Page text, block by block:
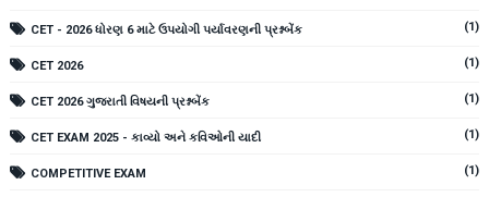
CET - 2026 ધોરણ 6 માટે ઉપયોગી પર્યાવરણની પ્રશ્નબેંક (1)
CET 2026 (1)
CET 2026 ગુજરાતી વિષયની પ્રશ્નબેંક (1)
CET EXAM 2025 - કાવ્યો અને કવિઓની યાદી (1)
COMPETITIVE EXAM (1)